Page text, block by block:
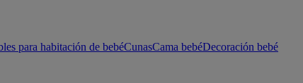
para habitación de bebéCunasCama bebéDecoración bebé